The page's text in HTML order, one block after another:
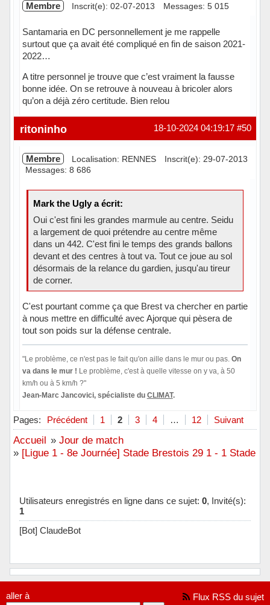
Membre Inscrit(e): 02-07-2013 Messages: 5 015
Santamaria en DC personnellement je me rappelle
surtout que ça avait été compliqué en fin de saison 2021-
2022…
A titre personnel je trouve que c’est vraiment la fausse
bonne idée. On se retrouve à nouveau à bricoler alors
qu’on a déjà zéro certitude. Bien relou
Hors ligne #50
18-10-2024 04:19:17
ritoninho
Membre Localisation: RENNES
Inscrit(e): 29-07-2013
Messages: 8 686
Mark the Ugly a écrit:
Oui c'est fini les grandes marmule au centre. Seidu
a largement de quoi prétendre au centre même
dans un 442. C'est fini le temps des grands ballons
devant et des centres à tout va. Tout ce joue au sol
désormais de la relance du gardien, jusqu'au tireur
de corner.
C'est pourtant comme ça que Brest va chercher en partie
à nous mettre en difficulté avec Ajorque qui pèsera de
tout son poids sur la défense centrale.
"Le problème, ce n'est pas le fait qu'on aille dans le mur ou pas. On
va dans le mur ! Le problème, c'est à quelle vitesse on y va, à 50
km/h ou à 5 km/h ?"
Jean-Marc Jancovici, spécialiste du CLIMAT.
Hors ligne
Pages: Précédent 1 2 3 4 … 12 Suivant
Accueil » Jour de match
» [Ligue 1 - 8e Journée] Stade Brestois 29 1 - 1 Stade
Utilisateurs enregistrés en ligne dans ce sujet: 0, Invité(s):
1
[Bot] ClaudeBot
aller à Flux RSS du sujet